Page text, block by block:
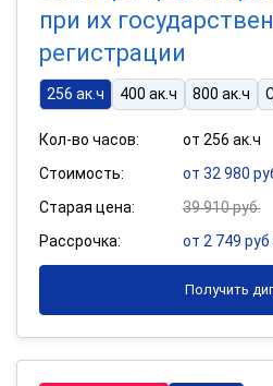
при их
регистрации
256 ак.ч 400 ак.ч 800 ак.ч
Кол-во часов:
от 256 ак.ч
Стоимость:
от 32 980
Старая цена:
39 910 руб.
Рассрочка:
от 2 749
Получить